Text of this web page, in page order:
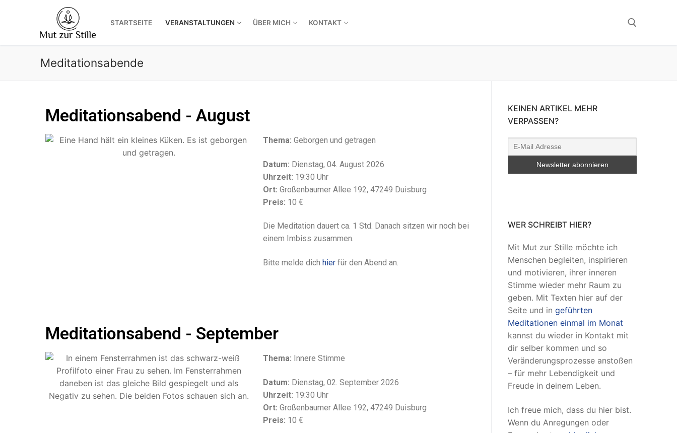
STARTSEITE VERANSTALTUNGEN ÜBER MICH KONTAKT
Meditationsabende
Meditationsabend - August
Thema: Geborgen und getragen
Datum: Dienstag, 04. August 2026
Uhrzeit: 19:30 Uhr
Ort: Großenbaumer Allee 192, 47249 Duisburg
Preis: 10 €
Die Meditation dauert ca. 1 Std. Danach sitzen wir noch bei
einem Imbiss zusammen.
Bitte melde dich hierfür den Abend an.
Meditationsabend - September
Thema: Innere Stimme
Datum: Dienstag, 02. September 2026
Uhrzeit: 19:30 Uhr
Ort: Großenbaumer Allee 192, 47249 Duisburg
Preis: 10 €
KEINEN ARTIKEL MEHR
VERPASSEN?
WER SCHREIBT HIER?
Mit Mut zur Stille möchte ich
Menschen begleiten, inspirieren
und motivieren, ihrer inneren
Stimme wieder mehr Raum zu
geben. Mit Texten hier auf der
Seite und in geführten
Meditationen einmal im Monat
kannst du wieder in Kontakt mit
dir selber kommen und so
Veränderungsprozesse anstoßen
– für mehr Lebendigkeit und
Freude in deinem Leben.
Ich freue mich, dass du hier bist.
Wenn du Anregungen oder